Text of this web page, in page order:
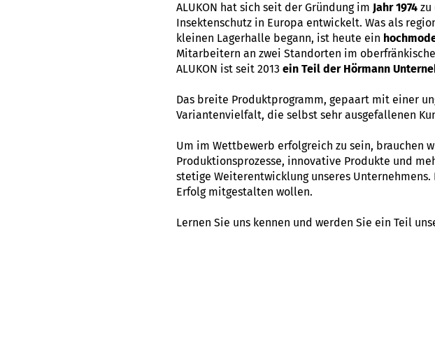
ALUKON hat sich seit der Gründung im Jahr 1974 zu
Insektenschutz in Europa entwickelt. Was als
kleinen Lagerhalle begann, ist heute ein
Mitarbeitern an zwei Standorten im
ALUKON ist seit 2013 ein Teil der Hörmann
Das breite Produktprogramm, gepaart mit einer
Variantenvielfalt, die selbst sehr ausgefallenen
Um im Wettbewerb erfolgreich zu sein, brauchen
Produktionsprozesse, innovative Produkte und
stetige Weiterentwicklung unseres
Erfolg mitgestalten wollen.
Lernen Sie uns kennen und werden Sie ein Teil